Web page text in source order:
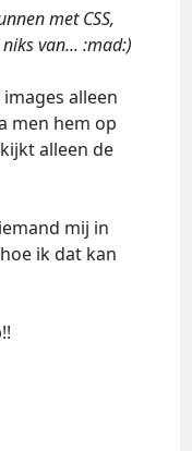
met CSS,
van... :mad:)
alleen
men hem op
alleen de
mij in
ik dat kan